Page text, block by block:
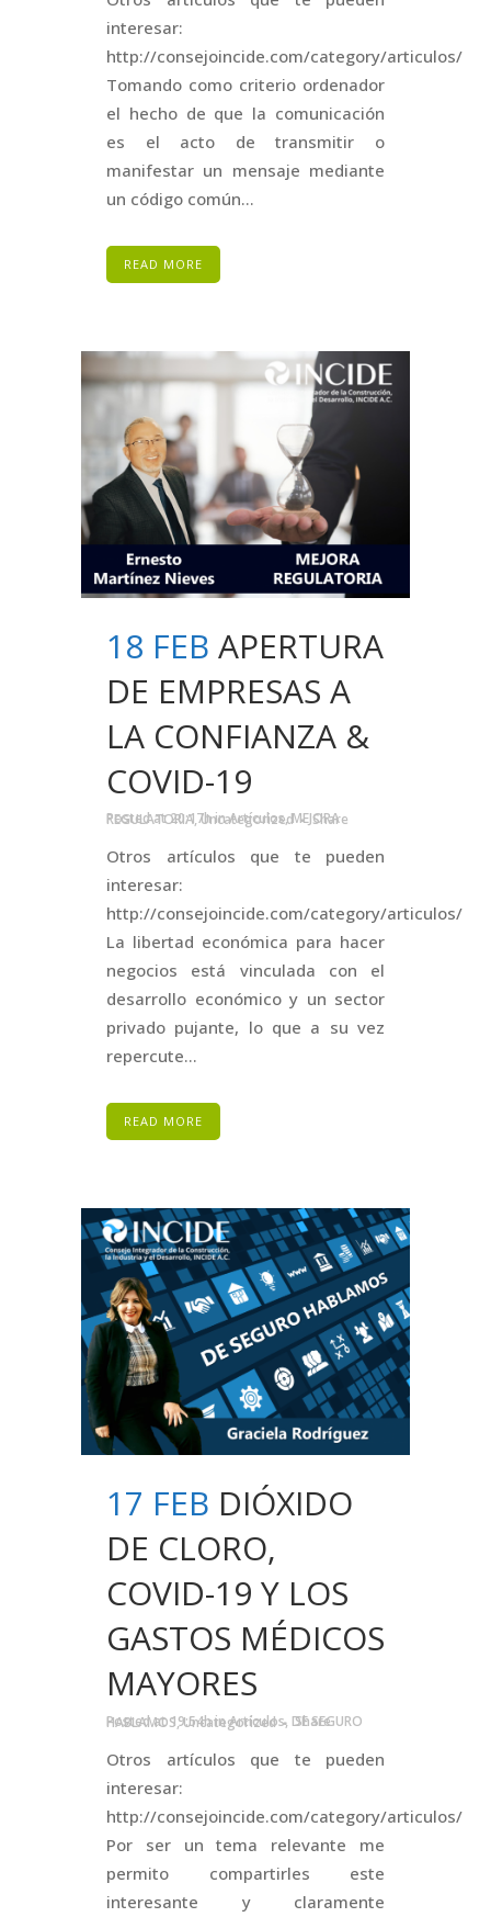
interesar:
http://consejoincide.com/category/articulos/
Tomando como criterio ordenador
el hecho de que la comunicación
es el acto de transmitir o
manifestar un mensaje mediante
un código común...
READ MORE
18 FEB APERTURA
DE EMPRESAS A
LA CONFIANZA &
COVID-19
Posted at 20:17hinArtículos,
MEJORA REGULATORIA,Uncategorized Share
Otros artículos que te pueden
interesar:
http://consejoincide.com/category/articulos/
La libertad económica para hacer
negocios está vinculada con el
desarrollo económico y un sector
privado pujante, lo que a su vez
repercute...
READ MORE
17 FEB DIÓXIDO
DE CLORO,
COVID-19 Y LOS
GASTOS MÉDICOS
MAYORES
Posted at 19:54hinArtículos,
DE SEGURO HABLAMOS,Uncategorized Share
Otros artículos que te pueden
interesar:
http://consejoincide.com/category/articulos/
Por ser un tema relevante me
permito compartirles este
interesante y claramente